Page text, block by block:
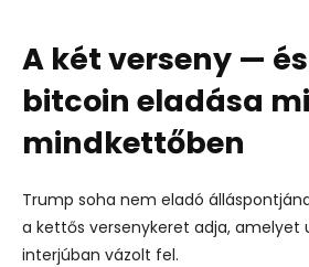
A két verseny —
bitcoin eladása
mindkettőben
Trump soha nem eladó
a kettős versenykeret adja, amelyet
interjúban vázolt fel.